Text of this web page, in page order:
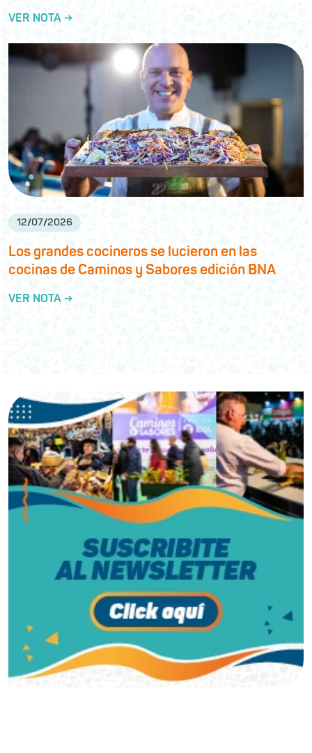
VER NOTA →
12/07/2026
Los grandes cocineros se lucieron en las
cocinas de Caminos y Sabores edición BNA
VER NOTA →